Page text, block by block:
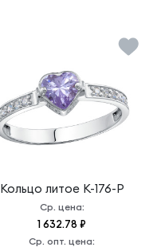
Кольцо литое К-176-Р
Ср. цена:
1 632.78 ₽
Ср. опт. цена: